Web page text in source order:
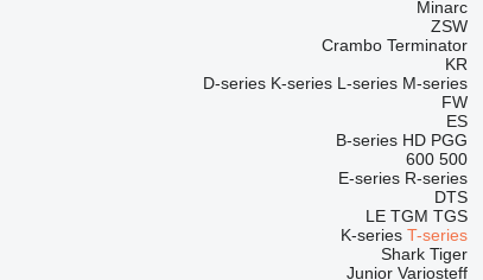
Minarc
ZSW
Crambo Terminator
KR
D-series K-series L-series M-series
FW
ES
B-series HD PGG
500
600
E-series R-series
DTS
LE TGM TGS
K-series T-series
Shark Tiger
Junior Variosteff